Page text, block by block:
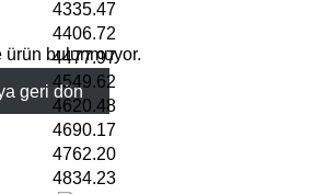
ürün bulunmuyor.
geri dön
4335.47
4406.72
4477.97
4549.62
4620.48
4690.17
4762.20
4834.23